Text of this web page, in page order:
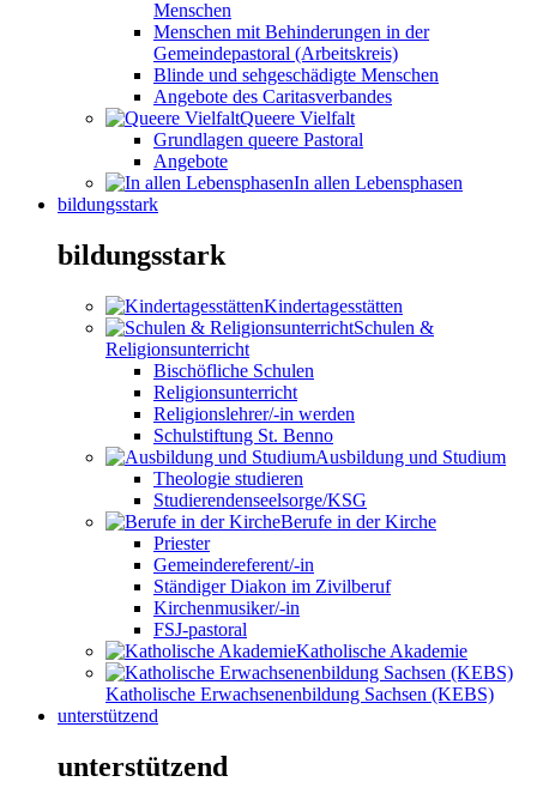
Menschen
Menschen mit Behinderungen in der
Gemeindepastoral (Arbeitskreis)
Blinde und sehgeschädigte Menschen
Angebote des Caritasverbandes
Queere Vielfalt
Grundlagen queere Pastoral
Angebote
In allen Lebensphasen
bildungsstark
bildungsstark
Kindertagesstätten
Schulen &
Religionsunterricht
Bischöfliche Schulen
Religionsunterricht
Religionslehrer/-in werden
Schulstiftung St. Benno
Ausbildung und Studium
Theologie studieren
Studierendenseelsorge/KSG
Berufe in der Kirche
Priester
Gemeindereferent/-in
Ständiger Diakon im Zivilberuf
Kirchenmusiker/-in
FSJ-pastoral
Katholische Akademie
Katholische Erwachsenenbildung Sachsen (KEBS)
unterstützend
unterstützend